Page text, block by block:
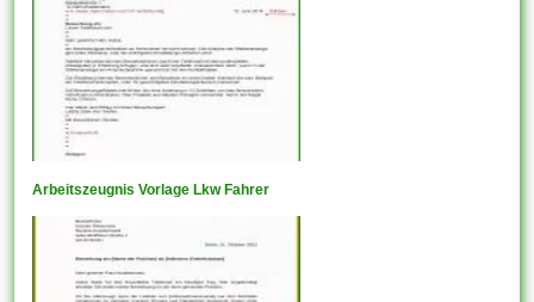
Arbeitszeugnis Vorlage Lkw Fahrer